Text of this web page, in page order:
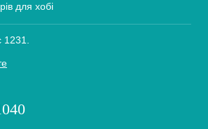
для хобі